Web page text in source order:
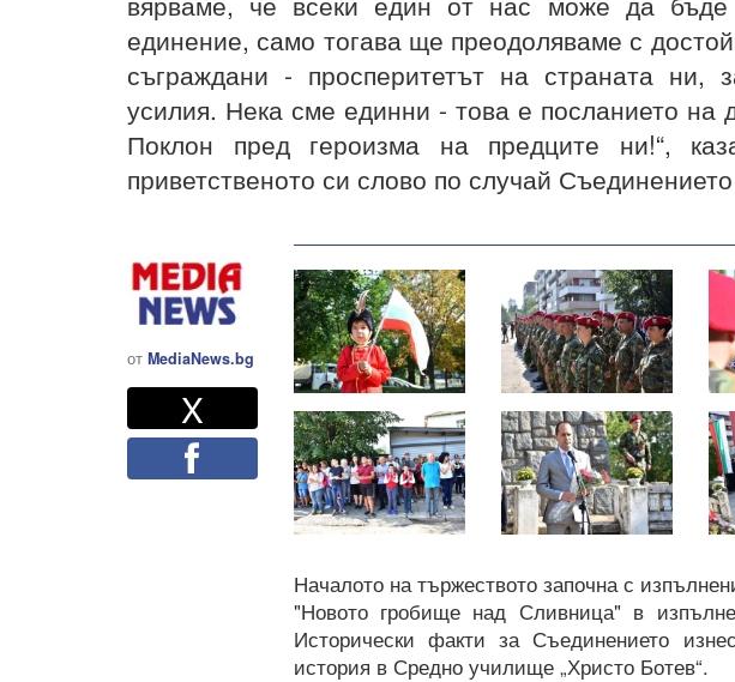
единение, само тогава ще преодоляваме с
съграждани - просперитетът на страната ни,
усилия. Нека сме единни - това е посланието на
Поклон пред героизма на предците ни!“,
приветственото си слово по случай
от MediaNews.bg
Споделете
XTwitter
Facebook
Началото на тържеството започна с
"Новото гробище над Сливница" в
Исторически факти за Съединението
история в Средно училище „Христо Ботев“.